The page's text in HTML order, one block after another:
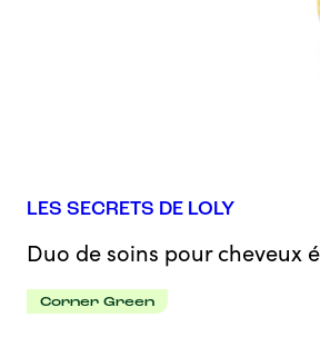
LES SECRETS DE LOLY
Duo de soins pour cheveux
Corner Green